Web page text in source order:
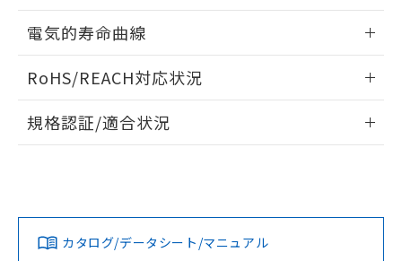
レンジと時間設定範囲
動作チャート
電気的寿命曲線
電気的寿命曲線
RoHS/REACH対応状況
EU RoHS 注意事項・凡例
対応済み
規格認証/適合状況
カタログ/データシート/マニュアル